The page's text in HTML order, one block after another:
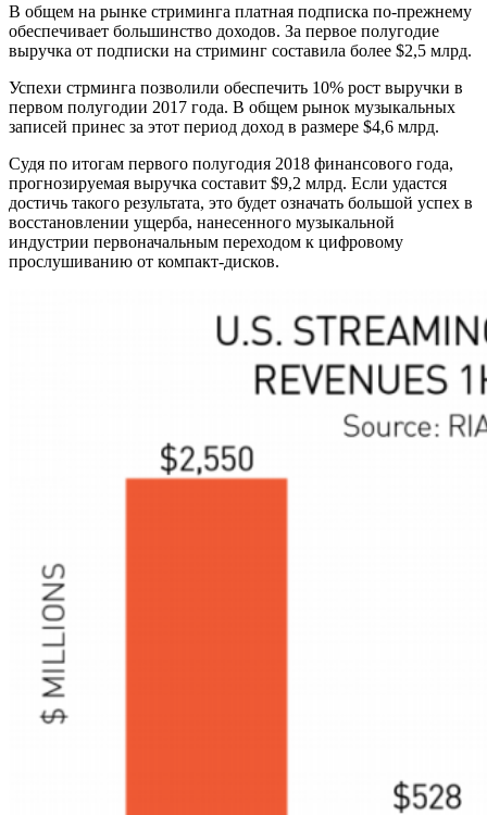
В общем на рынке стриминга платная подписка по-прежнему
обеспечивает большинство доходов. За первое полугодие
выручка от подписки на стриминг составила более $2,5 млрд.
Успехи стрминга позволили обеспечить 10% рост выручки в
первом полугодии 2017 года. В общем рынок музыкальных
записей принес за этот период доход в размере $4,6 млрд.
Судя по итогам первого полугодия 2018 финансового года,
прогнозируемая выручка составит $9,2 млрд. Если удастся
достичь такого результата, это будет означать большой успех в
восстановлении ущерба, нанесенного музыкальной
индустрии первоначальным переходом к цифровому
прослушиванию от компакт-дисков.